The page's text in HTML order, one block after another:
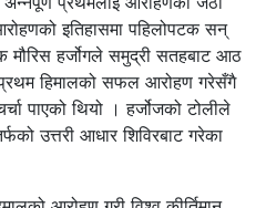
इतिहासमा पहिलोपटक सन्
मौरिस हर्जोगले समुद्री सतहबाट आठ
हिमालको सफल आरोहण गरेसँगै
पाएको थियो । हर्जोजको टोलीले
उत्तरी आधार शिविरबाट गरेका